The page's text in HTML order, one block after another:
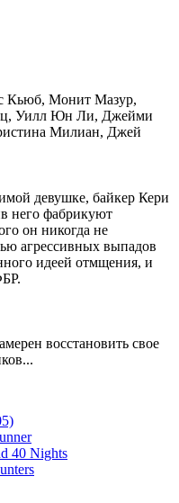
Кьюб, Монит Мазур,
Уилл Юн Ли, Джейми
Милиан, Джей
девушке, байкер Кери
него фабрикуют
он никогда не
агрессивных выпадов
идеей отмщения, и
восстановить свое
40 Nights